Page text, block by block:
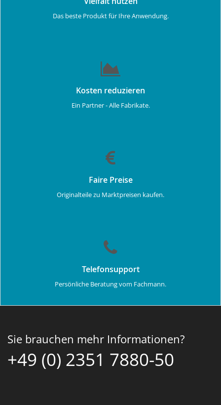
Das beste Produkt für Ihre Anwendung.
Kosten reduzieren
Ein Partner - Alle Fabrikate.
Faire Preise
Originalteile zu Marktpreisen kaufen.
Telefonsupport
Persönliche Beratung vom Fachmann.
Sie brauchen mehr Informationen?
+49 (0) 2351 7880-50